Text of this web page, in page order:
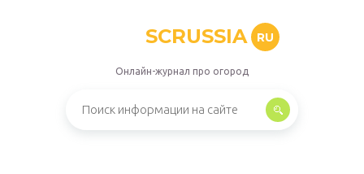
SCRUSSIA RU
Онлайн-журнал про огород